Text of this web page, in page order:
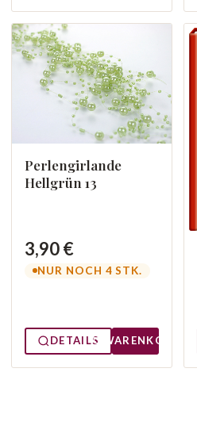
Perlengirlande
Hellgrün 13
3,90 €
NUR NOCH 4 STK.
DETAILS WARENKORB